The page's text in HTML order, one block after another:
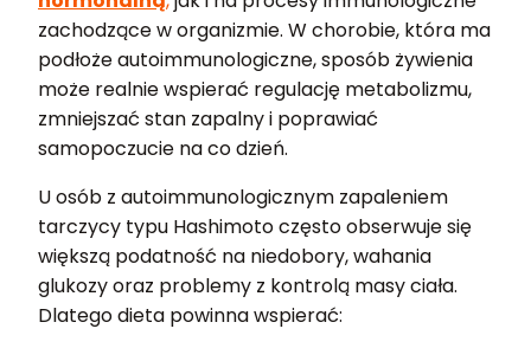
zachodzące w organizmie. W chorobie, która ma
podłoże autoimmunologiczne, sposób żywienia
może realnie wspierać regulację metabolizmu,
zmniejszać stan zapalny i poprawiać
samopoczucie na co dzień.
U osób z autoimmunologicznym zapaleniem
tarczycy typu Hashimoto często obserwuje się
większą podatność na niedobory, wahania
glukozy oraz problemy z kontrolą masy ciała.
Dlatego dieta powinna wspierać: